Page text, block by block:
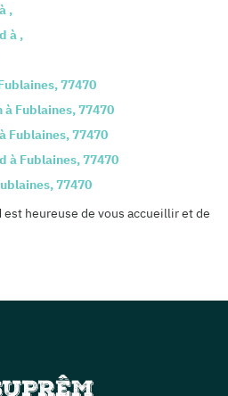
,
à ,
,77470
à Fublaines,77470
Fublaines,77470
à Fublaines,77470
,77470
est heureuse de vous accueillir et de